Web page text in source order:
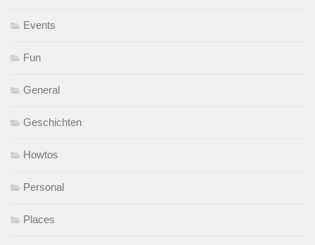
Events
Fun
General
Geschichten
Howtos
Personal
Places